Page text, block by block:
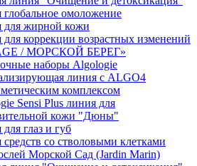
омоложение
для жирной кожи
коррекции возрастных изменений
/ МОРСКОЙ БЕРЕГ»
наборы Algologie
линия с ALGO4
комплексом
Sensi Plus линия для
кожи "Дюны"
глаз и губ
со стволовыми клетками
Морской Сад (Jardin Marin)